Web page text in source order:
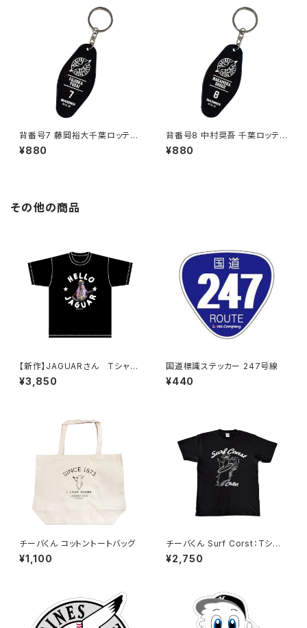
背番号7 藤岡裕大千葉ロッテマ
リーンズ 選手モーテルキーホル
ダー
¥880
背番号8 中村奨吾 千葉ロッテマ
リーンズ 選手モーテルキーホル
ダー
¥880
その他の商品
【新作】JAGUARさん Tシャツ
（HELLO JAGUAR）Black
¥3,850
国道標識ステッカー 247号線
¥440
チーバくん コットントートバッグ
¥1,100
チーバくん Surf Corst：Tシャ
ツ（Black）
¥2,750